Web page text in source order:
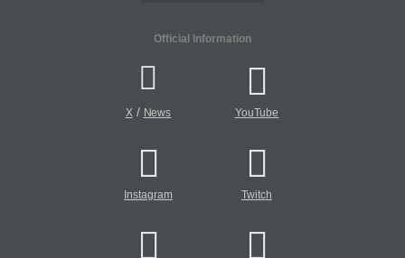
Official Information
X/ News YouTube
Instagram Twitch